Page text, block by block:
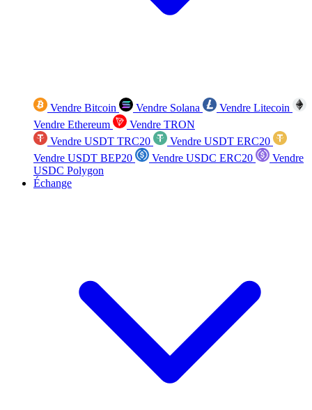
Vendre Bitcoin Vendre Solana
Vendre Litecoin
Vendre Ethereum
Vendre TRON
Vendre USDT TRC20
Vendre USDT ERC20
Vendre USDT BEP20
Vendre USDC ERC20
Vendre
USDC Polygon
Échange